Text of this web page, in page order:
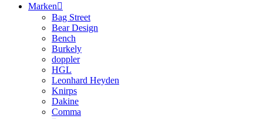
Marken
Bag Street
Bear Design
Bench
Burkely
doppler
HGL
Leonhard Heyden
Knirps
Dakine
Comma